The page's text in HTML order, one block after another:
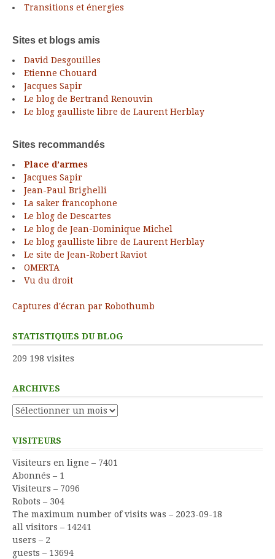
Transitions et énergies
Sites et blogs amis
David Desgouilles
Etienne Chouard
Jacques Sapir
Le blog de Bertrand Renouvin
Le blog gaulliste libre de Laurent Herblay
Sites recommandés
Place d’armes
Jacques Sapir
Jean-Paul Brighelli
La saker francophone
Le blog de Descartes
Le blog de Jean-Dominique Michel
Le blog gaulliste libre de Laurent Herblay
Le site de Jean-Robert Raviot
OMERTA
Vu du droit
Captures d'écran par Robothumb
STATISTIQUES DU BLOG
209 198 visites
ARCHIVES
Archives
VISITEURS
Visiteurs en ligne – 7401
Abonnés – 1
Visiteurs – 7096
Robots – 304
The maximum number of visits was – 2023-09-18
all visitors – 14241
users – 2
guests – 13694